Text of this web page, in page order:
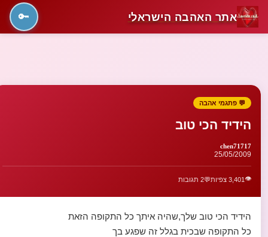
אתר האהבה הישראלי 🔑
💬 פתגמי אהבה
הידיד הכי טוב
chen71717
25/05/2009
👁️ 3,401 צפיות 💬2 תגובות
הידיד הכי טוב שלך,שהיה איתך כל התקופה הזאת
כל התקופה שבכית בגלל זה שפגע בך